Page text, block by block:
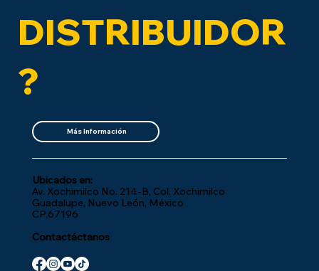
DISTRIBUIDOR
?
Más Información
Ubicados en:
Av. Xochimilco No. 214-B, Col. Xochimilco
Guadalupe, Nuevo León, México
CP.67196
Contactáctanos